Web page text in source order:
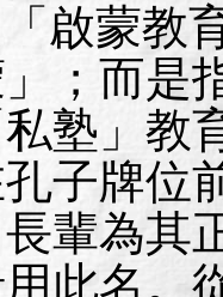
啟蒙教
；而是
塾」教
子牌位
輩為其
此名。